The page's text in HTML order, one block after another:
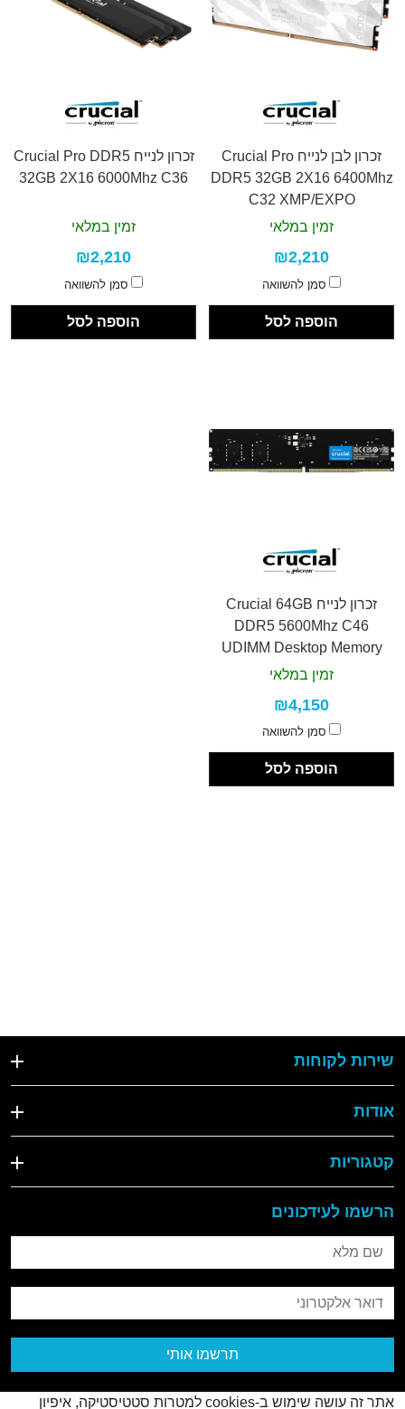
זכרון לבן לנייח Crucial Pro
DDR5 32GB 2X16 6400Mhz
C32 XMP/EXPO
זמין במלאי
₪2,210
סמן להשוואה
הוספה לסל
זכרון לנייח Crucial Pro DDR5
32GB 2X16 6000Mhz C36
זמין במלאי
₪2,210
סמן להשוואה
הוספה לסל
זכרון לנייח Crucial 64GB
DDR5 5600Mhz C46
UDIMM Desktop Memory
זמין במלאי
₪4,150
סמן להשוואה
הוספה לסל
שירות לקוחות
אודות
קטגוריות
הרשמו לעידכונים
שם מלא
דואר אלקטרוני
תרשמו אותי
אתר זה עושה שימוש ב-cookies למטרות סטטיסטיקה, איפיון